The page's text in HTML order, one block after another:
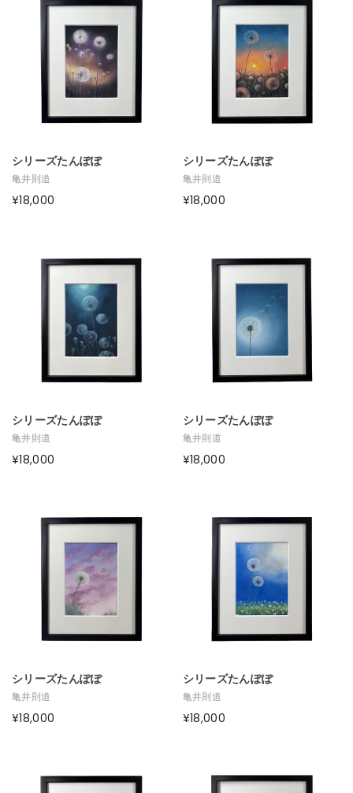
シリーズたんぽぽ
亀井則道
¥18,000
シリーズたんぽぽ
亀井則道
¥18,000
シリーズたんぽぽ
亀井則道
¥18,000
シリーズたんぽぽ
亀井則道
¥18,000
シリーズたんぽぽ
亀井則道
¥18,000
シリーズたんぽぽ
亀井則道
¥18,000